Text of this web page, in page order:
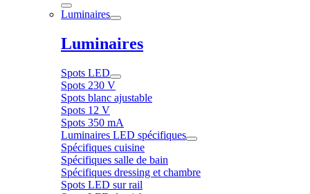
Luminaires
Luminaires
Spots LED
Spots 230 V
Spots blanc ajustable
Spots 12 V
Spots 350 mA
Luminaires LED spécifiques
Spécifiques cuisine
Spécifiques salle de bain
Spécifiques dressing et chambre
Spots LED sur rail